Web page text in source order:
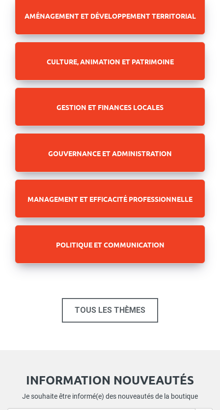
AMÉNAGEMENT ET DÉVELOPPEMENT TERRITORIAL
CULTURE, ANIMATION ET PATRIMOINE
GESTION ET FINANCES LOCALES
GOUVERNANCE ET ADMINISTRATION
MANAGEMENT ET EFFICACITÉ PROFESSIONNELLE
POLITIQUE ET COMMUNICATION
TOUS LES THÈMES
INFORMATION NOUVEAUTÉS
Je souhaite être informé(e) des nouveautés de la boutique